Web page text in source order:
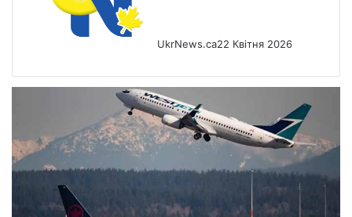
UkrNews.ca22 Квітня 2026